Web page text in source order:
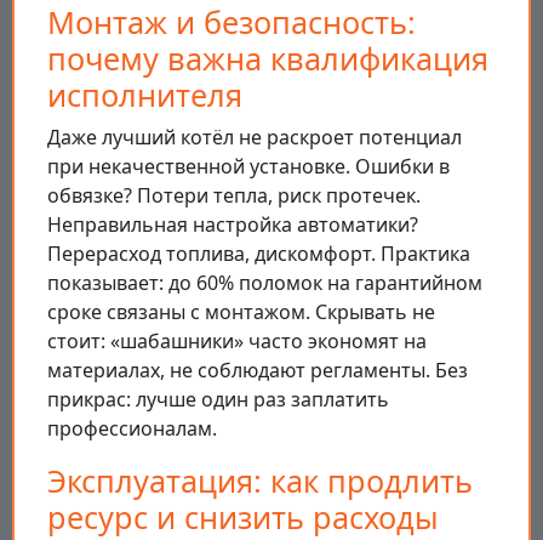
Монтаж и безопасность:
почему важна квалификация
исполнителя
Даже лучший котёл не раскроет потенциал
при некачественной установке. Ошибки в
обвязке? Потери тепла, риск протечек.
Неправильная настройка автоматики?
Перерасход топлива, дискомфорт. Практика
показывает: до 60% поломок на гарантийном
сроке связаны с монтажом. Скрывать не
стоит: «шабашники» часто экономят на
материалах, не соблюдают регламенты. Без
прикрас: лучше один раз заплатить
профессионалам.
Эксплуатация: как продлить
ресурс и снизить расходы